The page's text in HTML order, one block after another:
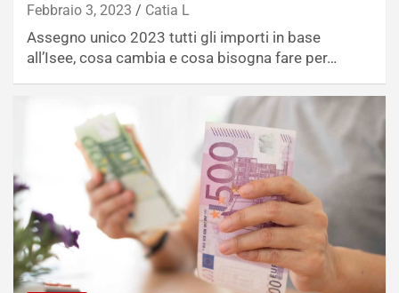
Febbraio 3, 2023 Catia L
Assegno unico 2023 tutti gli importi in base
all’Isee, cosa cambia e cosa bisogna fare per…